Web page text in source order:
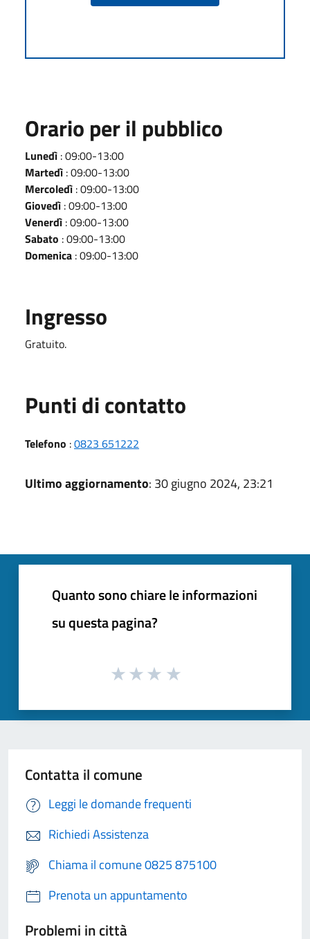
Orario per il pubblico
Lunedì : 09:00-13:00
Martedì : 09:00-13:00
Mercoledì : 09:00-13:00
Giovedì : 09:00-13:00
Venerdì : 09:00-13:00
Sabato : 09:00-13:00
Domenica : 09:00-13:00
Ingresso
Gratuito.
Punti di contatto
Telefono :0823 651222
Ultimo aggiornamento: 30 giugno 2024, 23:21
Quanto sono chiare le informazioni
su questa pagina?
Contatta il comune
Leggi le domande frequenti
Richiedi Assistenza
Chiama il comune 0825 875100
Prenota un appuntamento
Problemi in città